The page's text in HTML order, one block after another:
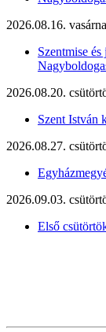
2026.08.16.
Szentmise
2026.08.20.
Szent István
2026.08.27.
2026.09.03.
Első